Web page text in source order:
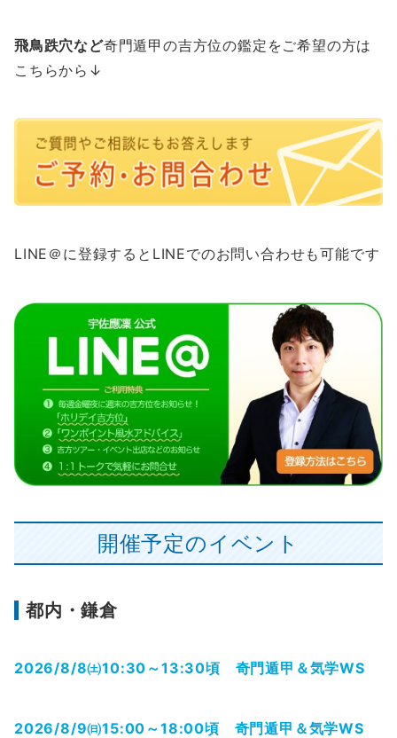
飛鳥跌穴など奇門遁甲の吉方位の鑑定をご希望の方は
こちらから↓
LINE＠に登録するとLINEでのお問い合わせも可能です
開催予定のイベント
都内・鎌倉
2026/8/8㈯10:30～13:30頃 奇門遁甲＆気学WS
2026/8/9㈰15:00～18:00頃 奇門遁甲＆気学WS